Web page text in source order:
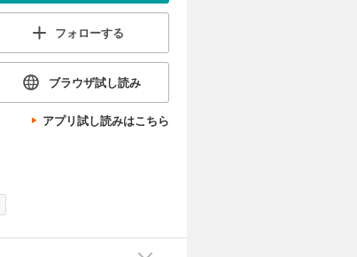
フォローする
ブラウザ試し読み
アプリ試し読みはこちら